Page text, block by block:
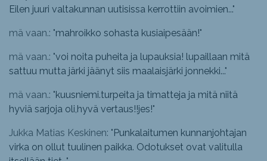
Eilen juuri valtakunnan uutisissa kerrottiin avoimien..."
mä vaan.: "mahroikko sohasta kusiaipesään!"
mä vaan.: "voi noita puheita ja lupauksia! lupaillaan mitä
sattuu mutta järki jäänyt siis maalaisjärki jonnekki..."
mä vaan.: "kuusniemi.turpeita ja timatteja ja mitä niitä
hyviä sarjoja oli,hyvä vertaus!!jes!"
Jukka Matias Keskinen: "Punkalaitumen kunnanjohtajan
virka on ollut tuulinen paikka. Odotukset ovat valitulla